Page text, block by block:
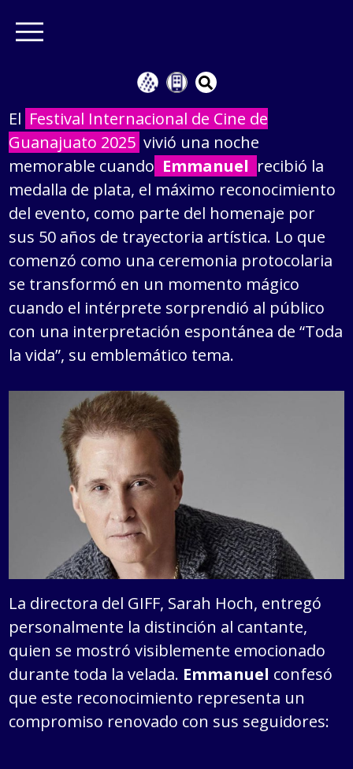
El Festival Internacional de Cine de
Guanajuato 2025 vivió una noche
memorable cuando Emmanuel recibió la
medalla de plata, el máximo reconocimiento
del evento, como parte del homenaje por
sus 50 años de trayectoria artística. Lo que
comenzó como una ceremonia protocolaria
se transformó en un momento mágico
cuando el intérprete sorprendió al público
con una interpretación espontánea de “Toda
la vida”, su emblemático tema.
La directora del GIFF, Sarah Hoch, entregó
personalmente la distinción al cantante,
quien se mostró visiblemente emocionado
durante toda la velada. Emmanuel confesó
que este reconocimiento representa un
compromiso renovado con sus seguidores: